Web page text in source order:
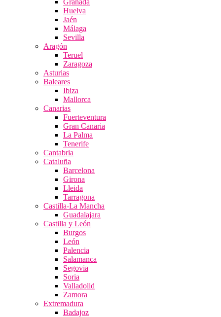
Granada
Huelva
Jaén
Málaga
Sevilla
Aragón
Teruel
Zaragoza
Asturias
Baleares
Ibiza
Mallorca
Canarias
Fuerteventura
Gran Canaria
La Palma
Tenerife
Cantabria
Cataluña
Barcelona
Girona
Lleida
Tarragona
Castilla-La Mancha
Guadalajara
Castilla y León
Burgos
León
Palencia
Salamanca
Segovia
Soria
Valladolid
Zamora
Extremadura
Badajoz